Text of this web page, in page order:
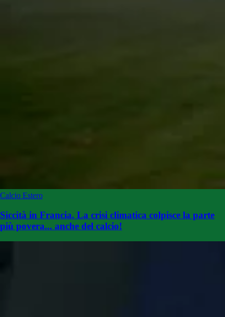
Calcio Estero
Siccità in Francia. La crisi climatica colpisce la parte
più povera... anche del calcio!